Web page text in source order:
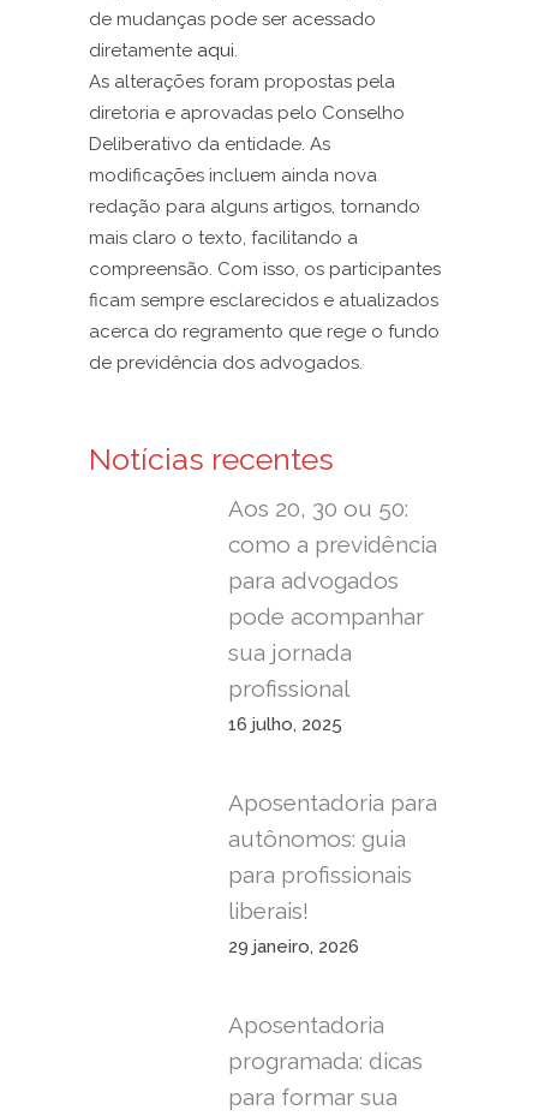
de mudanças pode ser acessado
diretamente aqui.
As alterações foram propostas pela
diretoria e aprovadas pelo Conselho
Deliberativo da entidade. As
modificações incluem ainda nova
redação para alguns artigos, tornando
mais claro o texto, facilitando a
compreensão. Com isso, os participantes
ficam sempre esclarecidos e atualizados
acerca do regramento que rege o fundo
de previdência dos advogados.
Notícias recentes
Aos 20, 30 ou 50:
como a previdência
para advogados
pode acompanhar
sua jornada
profissional
16 julho, 2025
Aposentadoria para
autônomos: guia
para profissionais
liberais!
29 janeiro, 2026
Aposentadoria
programada: dicas
para formar sua